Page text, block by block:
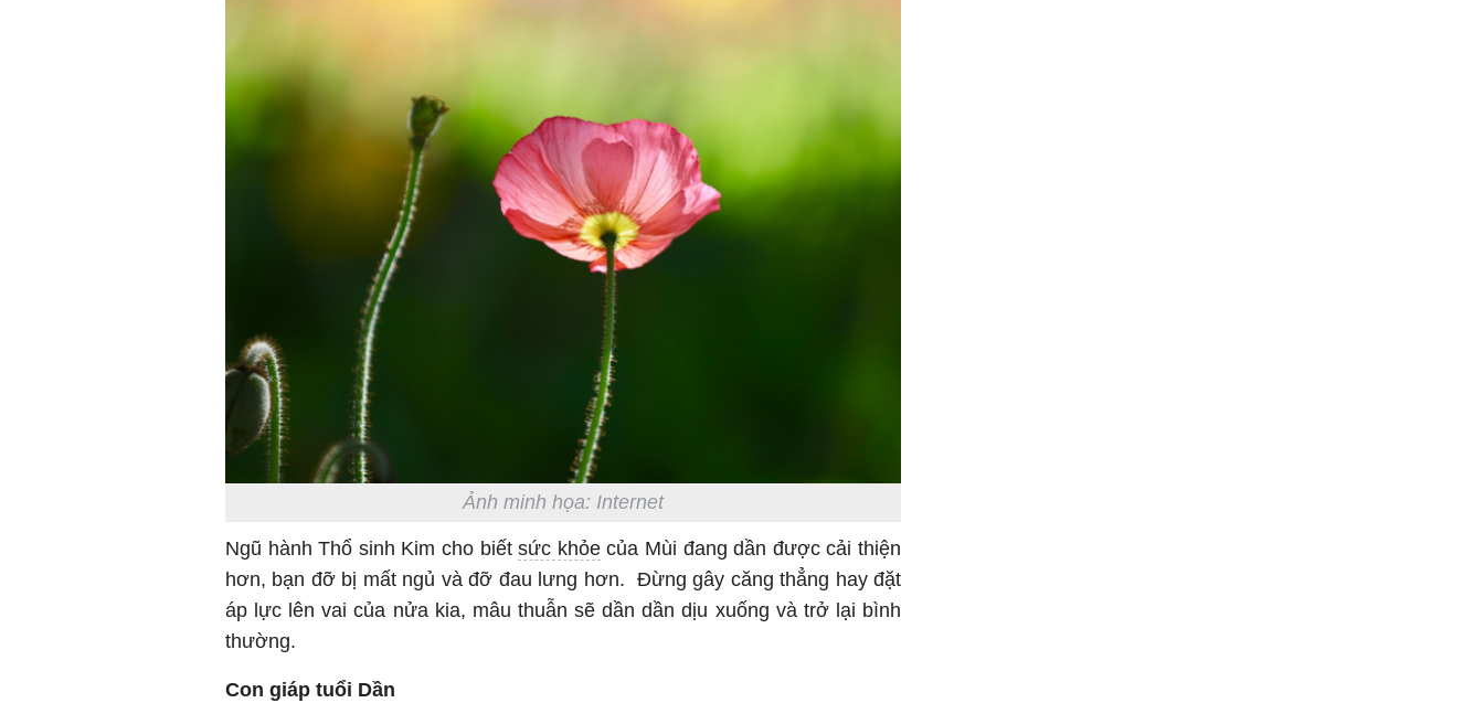
Ảnh minh họa: Internet
Ngũ hành Thổ sinh Kim cho biếtsức khỏecủa Mùi đang dần được cải thiện
hơn, bạn đỡ bị mất ngủ và đỡ đau lưng hơn. Đừng gây căng thẳng hay đặt
áp lực lên vai của nửa kia, mâu thuẫn sẽ dần dần dịu xuống và trở lại bình
thường.
Con giáp tuổi Dần